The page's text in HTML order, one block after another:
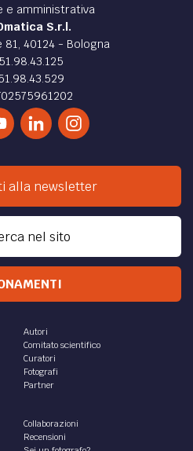
e amministrativa
S.r.l.
81, 40124 - Bologna
alla newsletter
nel sito
Autori
Comitato scientifico
Curatori
Fotografi
Partner
Collaborazioni
Recensioni